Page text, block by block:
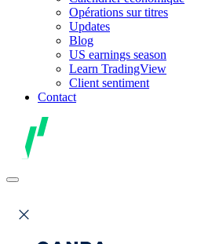
Opérations sur titres
Updates
Blog
US earnings season
Learn TradingView
Client sentiment
Contact